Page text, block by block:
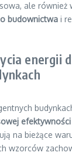
ale również
budownictwa i
energii
na bieżące
wzorców